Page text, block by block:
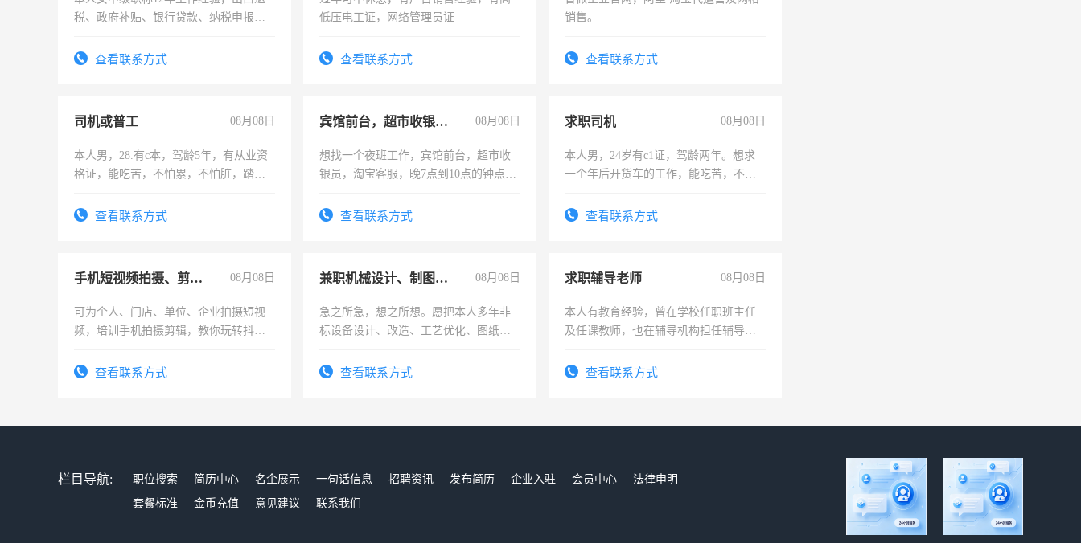
税、政府补贴、银行贷款、纳税申报、
务，财务咨询等业务。欲求兼职会计工
查看联系方式
低压电工证，网络管理员证
查看联系方式
销售。
查看联系方式
司机或普工 08月08日
本人男，28.有c本，驾龄5年，有从业资
格证，能吃苦，不怕累，不怕脏，踏
查看联系方式
宾馆前台，超市收银员，淘宝客服 08月08日
想找一个夜班工作，宾馆前台，超市收
银员，淘宝客服，晚7点到10点的钟点
号同微信查看联系方式
求职司机 08月08日
本人男，24岁有c1证，驾龄两年。想求
一个年后开货车的工作，能吃苦，不怕
查看联系方式
手机短视频拍摄、剪辑、抖音快手 08月08日
可为个人、门店、单位、企业拍摄短视
频，培训手机拍摄剪辑，教你玩转抖音
频，培训手机拍摄剪辑，教你玩转抖
查看联系方式
兼职机械设计、制图、设备改造 08月08日
急之所急，想之所想。愿把本人多年非
标设备设计、改造、工艺优化、图纸制
结识有识之士，共享未来。
查看联系方式
求职辅导老师 08月08日
本人有教育经验，曾在学校任职班主任
及任课教师，也在辅导机构担任辅导教
查看联系方式
栏目导航: 职位搜索 简历中心 名企展示 一句话信息 招聘资讯 发布简历 企业入驻 会员中心
法律申明
套餐标准
金币充值 意见建议 联系我们